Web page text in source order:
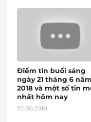
Điểm tin buổi sáng
ngày 21 tháng 6 năm
2018 và một số tin
nhất hôm nay
22.06.2018